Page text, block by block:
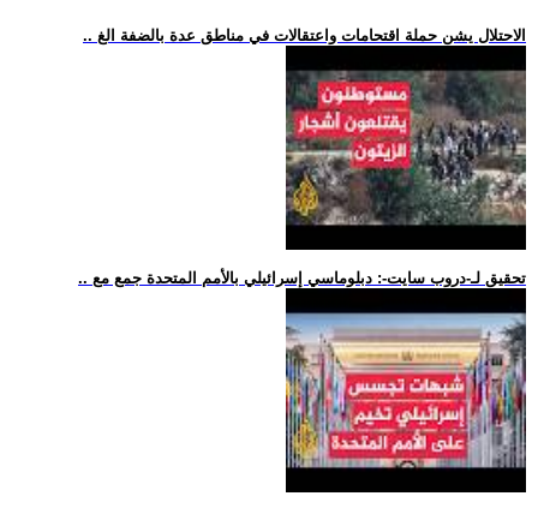
.. الاحتلال يشن حملة اقتحامات واعتقالات في مناطق عدة بالضفة الغ
.. تحقيق لـ-دروب سايت-: دبلوماسي إسرائيلي بالأمم المتحدة جمع مع